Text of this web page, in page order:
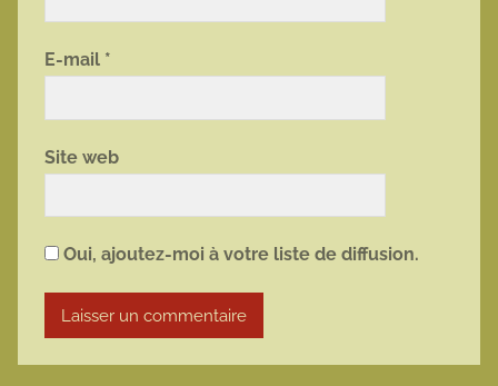
E-mail *
Site web
Oui, ajoutez-moi à votre liste de diffusion.